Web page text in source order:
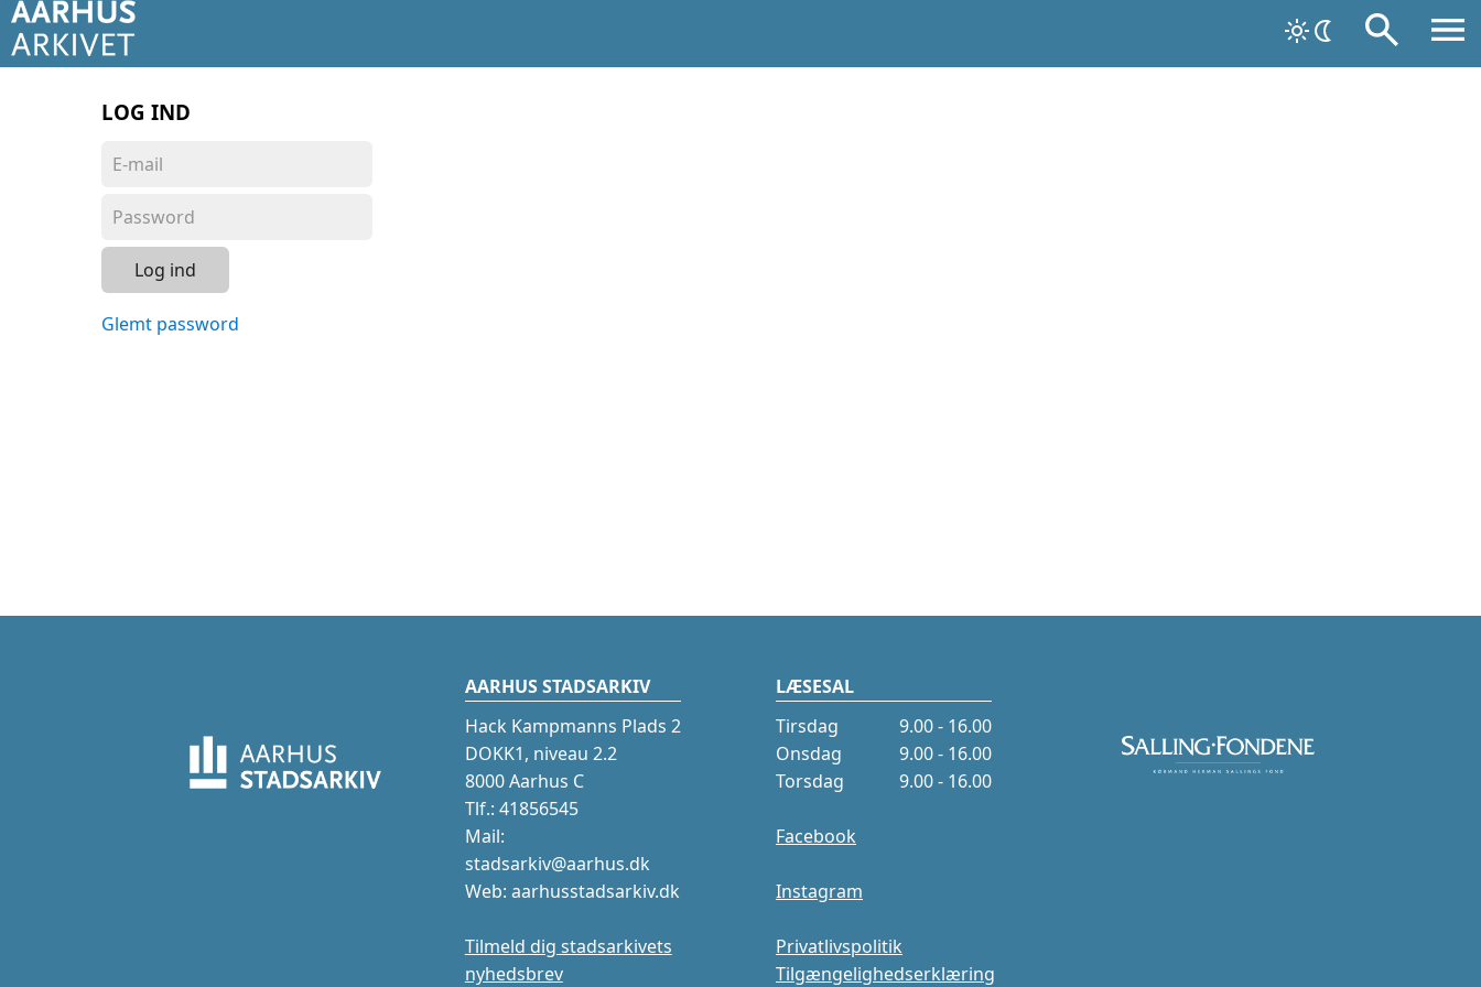
LOG IND
Log ind
Glemt password
AARHUS STADSARKIV
Hack Kampmanns Plads 2
DOKK1, niveau 2.2
8000 Aarhus C
Tlf.: 41856545
Mail:
stadsarkiv@aarhus.dk
Web: aarhusstadsarkiv.dk
Tilmeld dig stadsarkivets
nyhedsbrev
LÆSESAL
Tirsdag
9.00 - 16.00
Onsdag
9.00 - 16.00
Torsdag
9.00 - 16.00
Facebook
Instagram
Privatlivspolitik
Tilgængelighedserklæring